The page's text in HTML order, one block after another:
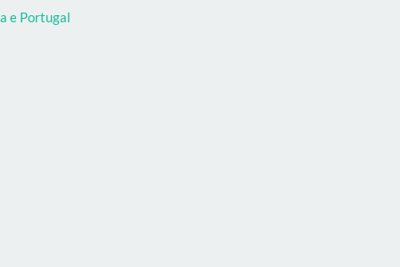
e Portugal